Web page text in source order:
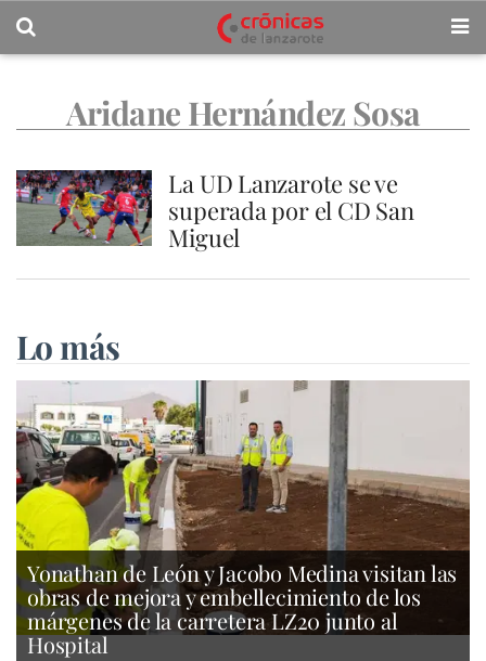
Aridane Hernández Sosa
La UD Lanzarote se ve
superada por el CD San
Miguel
Lo más
Yonathan de León y Jacobo Medina visitan las
obras de mejora y embellecimiento de los
márgenes de la carretera LZ20 junto al
Hospital